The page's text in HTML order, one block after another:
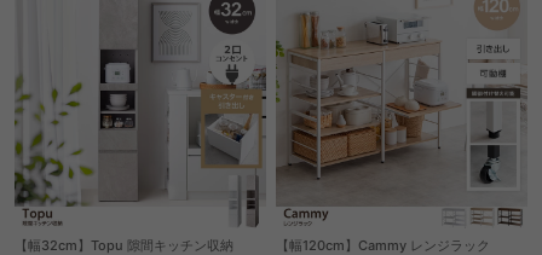
【幅32cm】Topu 隙間キッチン収納 【幅120cm】Cammy レンジラック